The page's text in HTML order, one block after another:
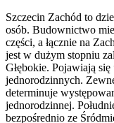
Szczecin Zachód to
osób. Budownictwo
części, a łącznie na
jest w dużym stopniu
Głębokie. Pojawiają
jednorodzinnych.
determinuje
jednorodzinnej.
bezpośrednio ze